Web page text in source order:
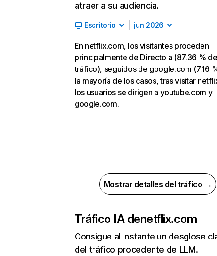
atraer a su audiencia.
Escritorio jun 2026
En netflix.com, los visitantes proceden
principalmente de Directo a (87,36 % de
tráfico), seguidos de google.com (7,16
la mayoría de los casos, tras visitar
los usuarios se dirigen a youtube.com y
google.com.
Mostrar detalles del tráfico →
Tráfico IA denetflix.com
Consigue al instante un desglose
del tráfico procedente de LLM.